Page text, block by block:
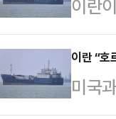
이다.
란의
격을
박이
안 발
카타
이란
에 대
리 주
즈 해
이란 “호
미국